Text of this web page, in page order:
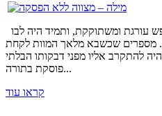
מספרים שכשבא מלאך המוות לקחת
להתקרב אליו מפני דבקותו הבלתי
פוסקת בתורה...
קראו עוד